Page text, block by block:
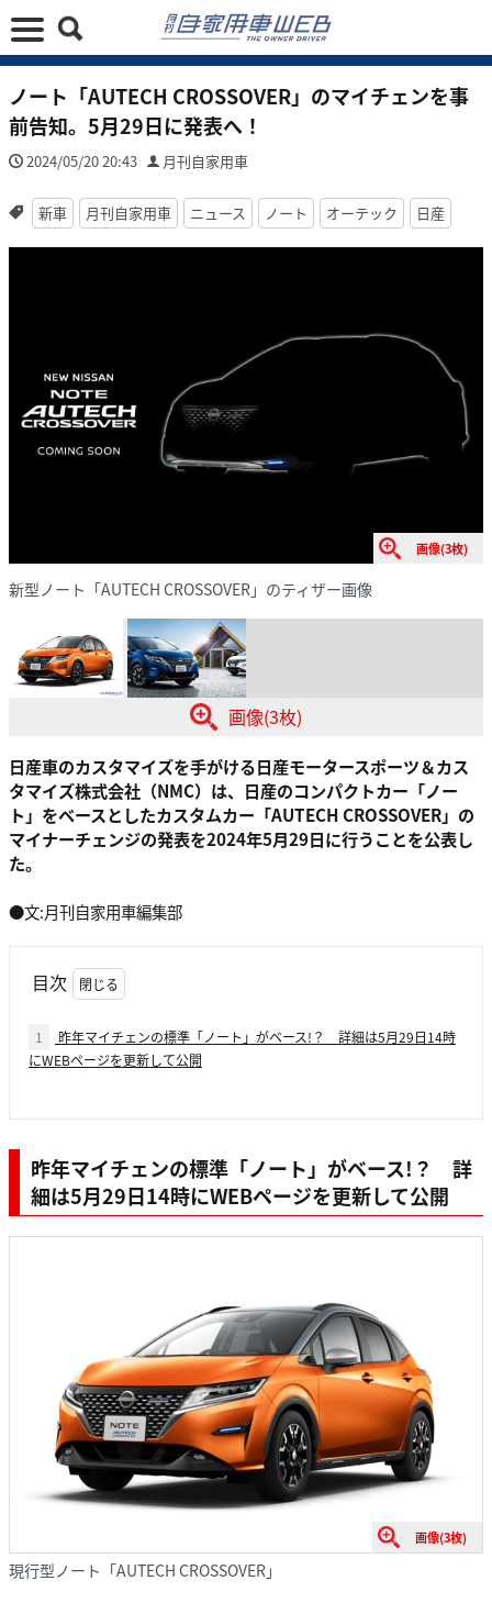
ノート「AUTECH CROSSOVER」のマイチェンを事
前告知。5月29日に発表へ！
2024/05/20 20:43 月刊自家用車
新車 月刊自家用車 ニュース ノート オーテック 日産
画像(3枚)
新型ノート「AUTECH CROSSOVER」のティザー画像
画像(3枚)
日産車のカスタマイズを手がける日産モータースポーツ＆カス
タマイズ株式会社（NMC）は、日産のコンパクトカー「ノー
ト」をベースとしたカスタムカー「AUTECH CROSSOVER」の
マイナーチェンジの発表を2024年5月29日に行うことを公表し
た。
●文:月刊自家用車編集部
目次
1
昨年マイチェンの標準「ノート」がベース!？ 詳細は5月29日14時
にWEBページを更新して公開
昨年マイチェンの標準「ノート」がベース!？ 詳
細は5月29日14時にWEBページを更新して公開
画像(3枚)
現行型ノート「AUTECH CROSSOVER」